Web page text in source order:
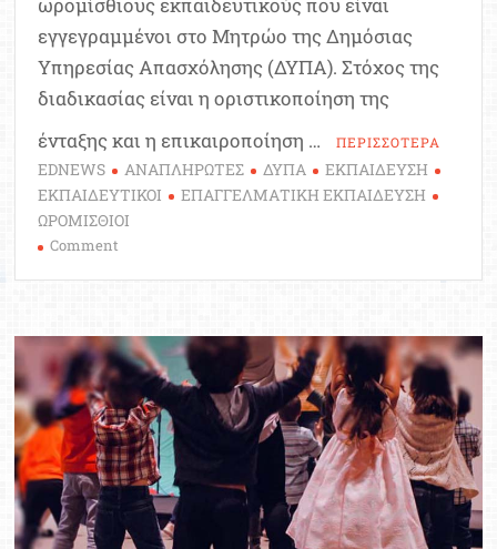
ωρομίσθιους εκπαιδευτικούς που είναι
εγγεγραμμένοι στο Μητρώο της Δημόσιας
Υπηρεσίας Απασχόλησης (ΔΥΠΑ). Στόχος της
διαδικασίας είναι η οριστικοποίηση της
ένταξης και η επικαιροποίηση …
ΠΕΡΙΣΣΟΤΕΡΑ
EDNEWS ΑΝΑΠΛΗΡΩΤΕΣ ΔΥΠΑ
ΕΚΠΑΙΔΕΥΣΗ
ΕΚΠΑΙΔΕΥΤΙΚΟΙ
ΕΠΑΓΓΕΛΜΑΤΙΚΗ ΕΚΠΑΙΔΕΥΣΗ
ΩΡΟΜΙΣΘΙΟΙ
Comment
διαδικασία
της
ατομικής
δομημένης
συνέντευξης
για
τους
αναπληρωτές
και